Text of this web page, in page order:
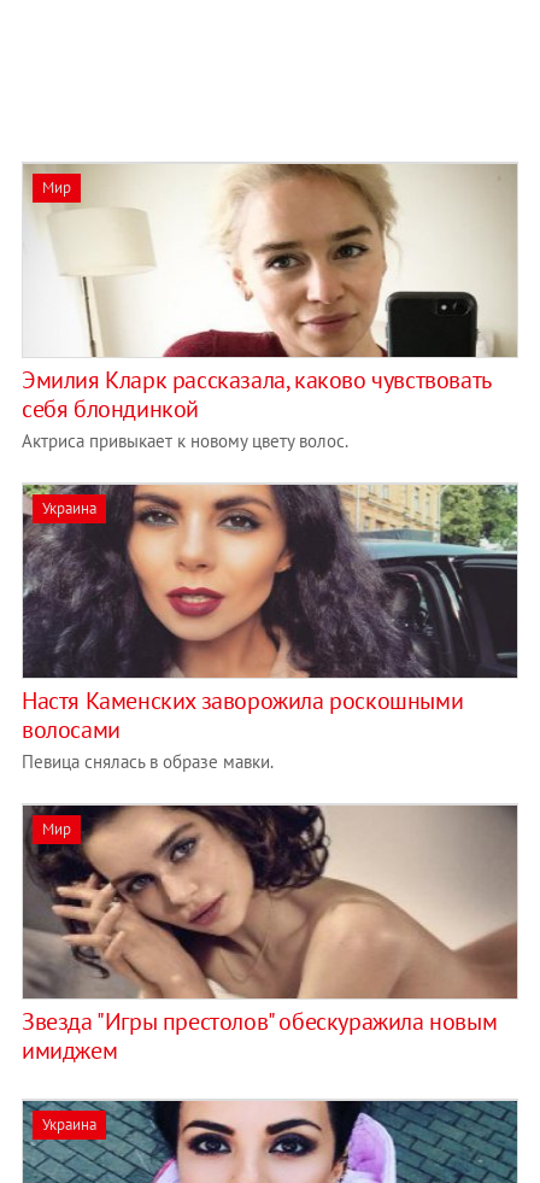
Мир
Эмилия Кларк рассказала, каково чувствовать
себя блондинкой
Актриса привыкает к новому цвету волос.
Украина
Настя Каменских заворожила роскошными
волосами
Певица снялась в образе мавки.
Мир
Звезда "Игры престолов" обескуражила новым
имиджем
Украина